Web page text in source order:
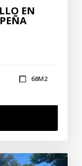
EN
68M2